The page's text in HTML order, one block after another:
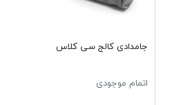
جامدادی کالج سی کلاس
اتمام موجودی